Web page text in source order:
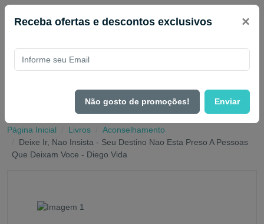
Página Inicial Livros
Aconselhamento
Deixe Ir, Nao Insista - Seu Destino Nao Esta Preso A Pessoas
Que Deixam Voce - Diego Vida
Receba ofertas e descontos exclusivos ×
Não gosto de promoções! Enviar